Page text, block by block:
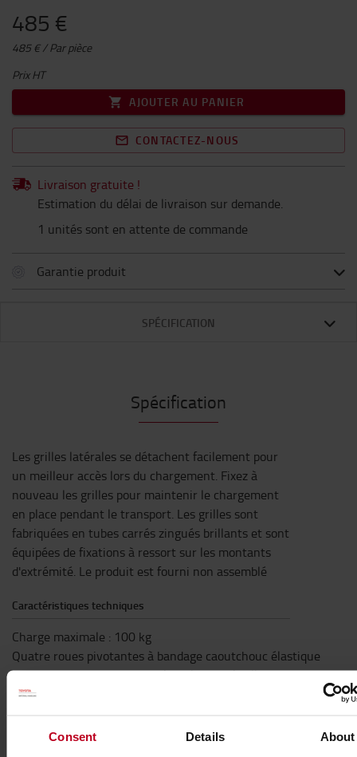
Consent Details About
485 €
485 € / Par pièce
Prix HT
AJOUTER AU PANIER
CONTACTEZ-NOUS
Livraison gratuite !
Estimation du délai de livraison sur demande.
1 unités sont en attente de commande
Garantie produit
SPÉCIFICATION
Spécification
Les grilles latérales se détachent facilement pour
un meilleur accès lors du chargement. Fixez à
nouveau les grilles pour maintenir le chargement
en place pendant le transport. Les grilles sont
fabriquées en tubes carrés zingués brillants et sont
équipées de fixations à ressort sur les montants
d'extrémité. Le produit est fourni non assemblé
Caractéristiques techniques
Charge maximale : 100 kg
Quatre roues pivotantes à bandage caoutchouc élastique
gris de 125x32 mm, moyeu à roulement à billes et
protection de sécurité